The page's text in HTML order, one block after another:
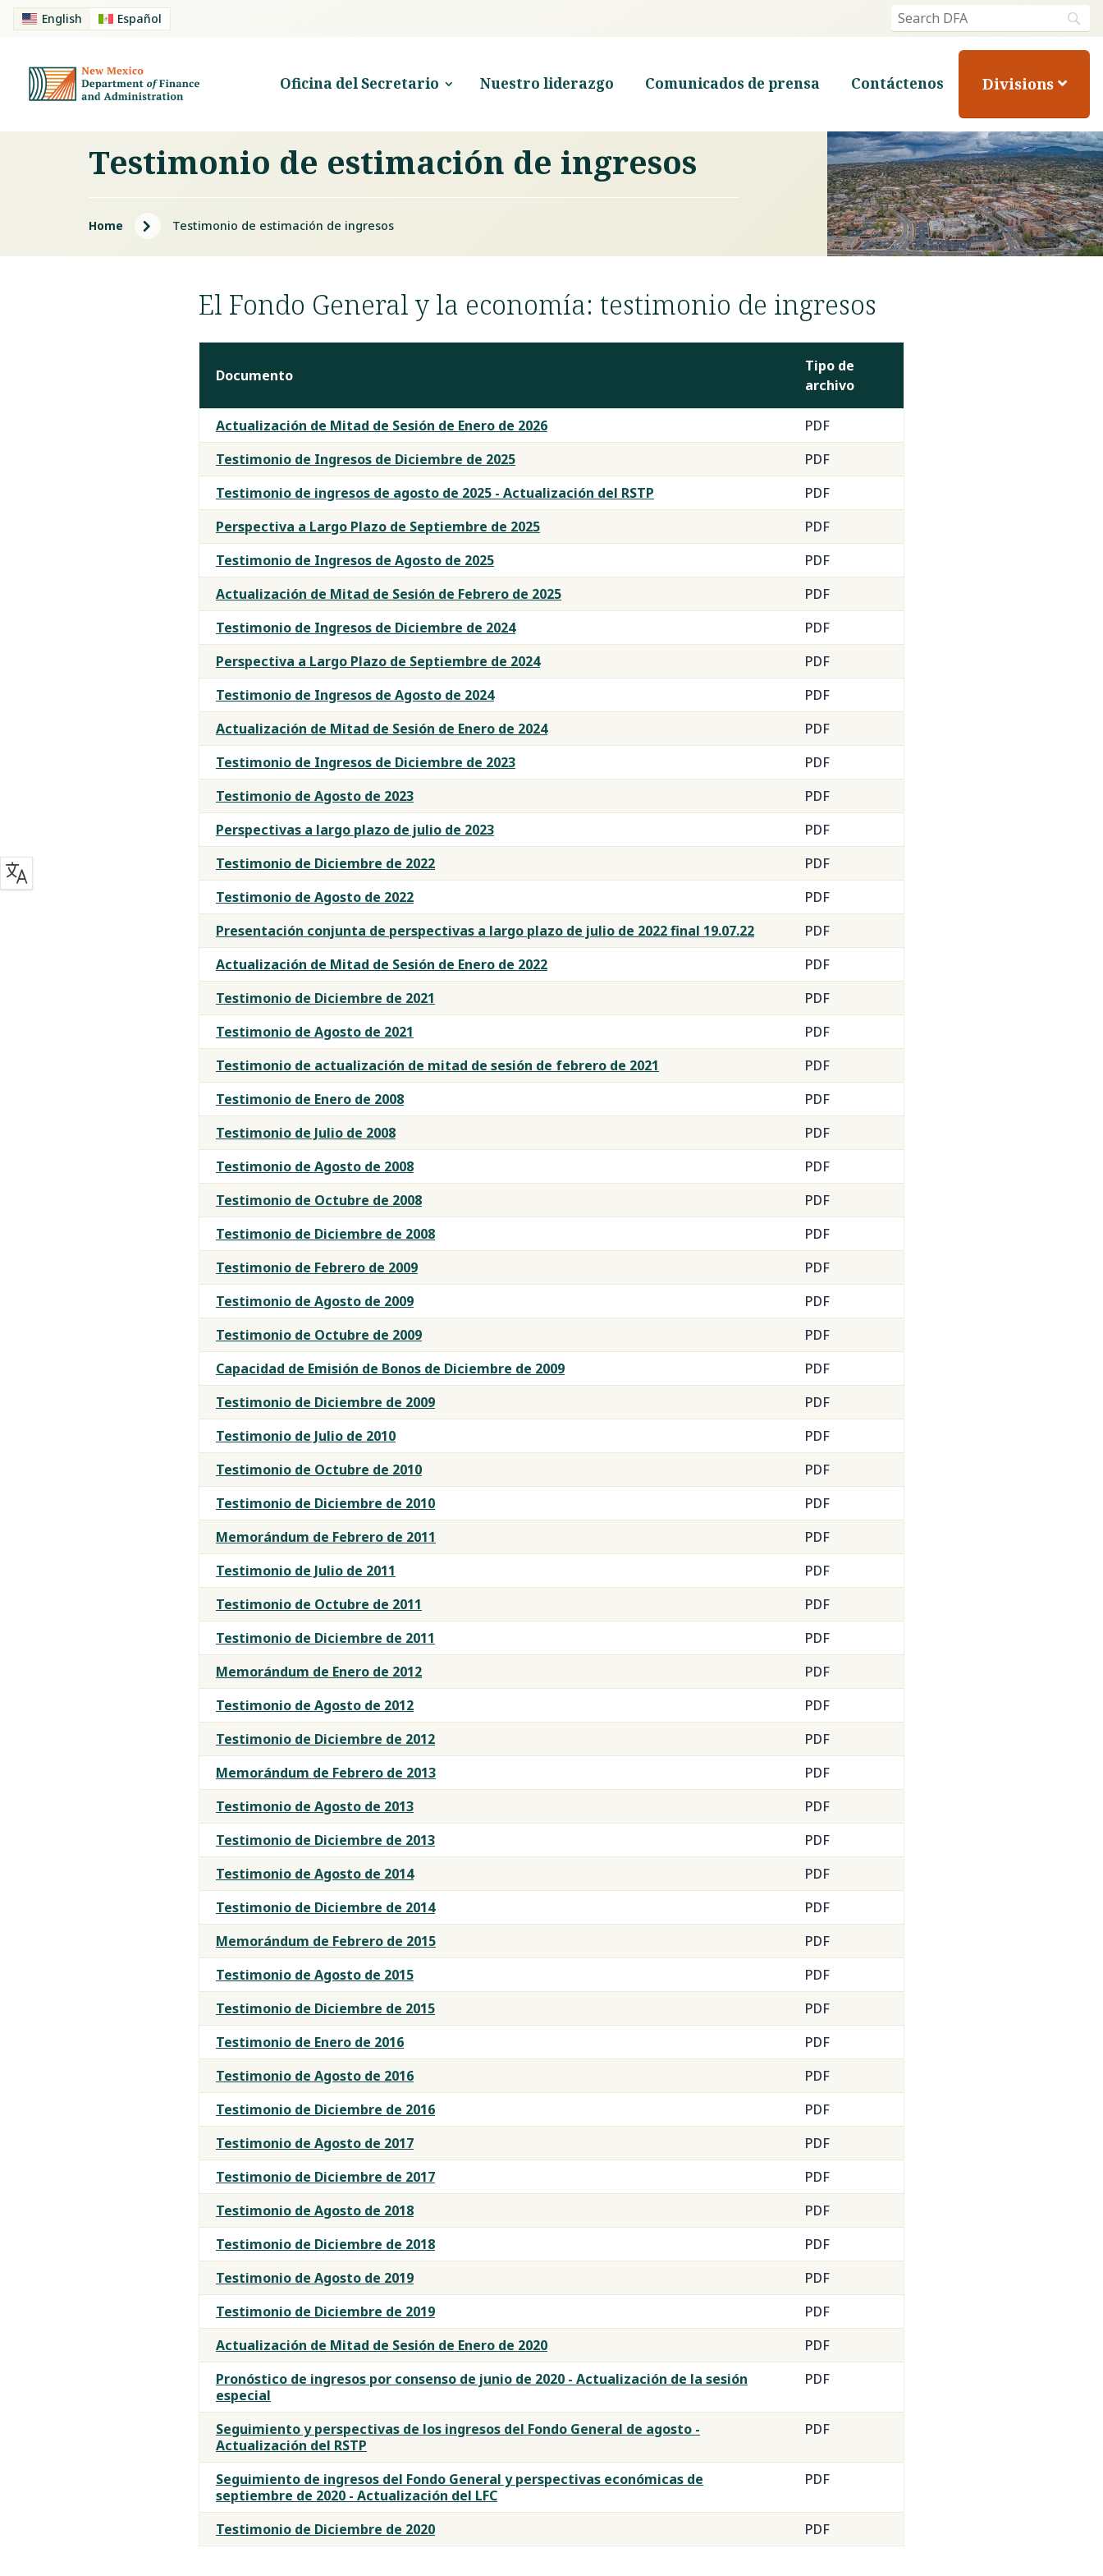
English Español
Oficina del Secretario Nuestro liderazgo Comunicados de prensa Contáctenos Divisions
Testimonio de estimación de ingresos
Home 5 Testimonio de estimación de ingresos
El Fondo General y la economía: testimonio de ingresos
Testimonios
informes
de
ingresos
de
Junta
de
Finanzas
Documento
Tipo de
archivo
Actualización de Mitad de Sesión de Enero de 2026
PDF
Testimonio de Ingresos de Diciembre de 2025
PDF
Testimonio de ingresos de agosto de 2025 - Actualización del RSTP
PDF
Perspectiva a Largo Plazo de Septiembre de 2025
PDF
Testimonio de Ingresos de Agosto de 2025
PDF
Actualización de Mitad de Sesión de Febrero de 2025
PDF
Testimonio de Ingresos de Diciembre de 2024
PDF
Perspectiva a Largo Plazo de Septiembre de 2024
PDF
Testimonio de Ingresos de Agosto de 2024
PDF
Actualización de Mitad de Sesión de Enero de 2024
PDF
Testimonio de Ingresos de Diciembre de 2023
PDF
Testimonio de Agosto de 2023
PDF
Perspectivas a largo plazo de julio de 2023
PDF
Testimonio de Diciembre de 2022
PDF
Testimonio de Agosto de 2022
PDF
Presentación conjunta de perspectivas a largo plazo de julio de 2022 final 19.07.22
PDF
Actualización de Mitad de Sesión de Enero de 2022
PDF
Testimonio de Diciembre de 2021
PDF
Testimonio de Agosto de 2021
PDF
Testimonio de actualización de mitad de sesión de febrero de 2021
PDF
Testimonio de Enero de 2008
PDF
Testimonio de Julio de 2008
PDF
Testimonio de Agosto de 2008
PDF
Testimonio de Octubre de 2008
PDF
Testimonio de Diciembre de 2008
PDF
Testimonio de Febrero de 2009
PDF
Testimonio de Agosto de 2009
PDF
Testimonio de Octubre de 2009
PDF
Capacidad de Emisión de Bonos de Diciembre de 2009
PDF
Testimonio de Diciembre de 2009
PDF
Testimonio de Julio de 2010
PDF
Testimonio de Octubre de 2010
PDF
Testimonio de Diciembre de 2010
PDF
Memorándum de Febrero de 2011
PDF
Testimonio de Julio de 2011
PDF
Testimonio de Octubre de 2011
PDF
Testimonio de Diciembre de 2011
PDF
Memorándum de Enero de 2012
PDF
Testimonio de Agosto de 2012
PDF
Testimonio de Diciembre de 2012
PDF
Memorándum de Febrero de 2013
PDF
Testimonio de Agosto de 2013
PDF
Testimonio de Diciembre de 2013
PDF
Testimonio de Agosto de 2014
PDF
Testimonio de Diciembre de 2014
PDF
Memorándum de Febrero de 2015
PDF
Testimonio de Agosto de 2015
PDF
Testimonio de Diciembre de 2015
PDF
Testimonio de Enero de 2016
PDF
Testimonio de Agosto de 2016
PDF
Testimonio de Diciembre de 2016
PDF
Testimonio de Agosto de 2017
PDF
Testimonio de Diciembre de 2017
PDF
Testimonio de Agosto de 2018
PDF
Testimonio de Diciembre de 2018
PDF
Testimonio de Agosto de 2019
PDF
Testimonio de Diciembre de 2019
PDF
Actualización de Mitad de Sesión de Enero de 2020
PDF
Pronóstico de ingresos por consenso de junio de 2020 - Actualización de la sesión
especial
PDF
Seguimiento y perspectivas de los ingresos del Fondo General de agosto -
Actualización del RSTP
PDF
Seguimiento de ingresos del Fondo General y perspectivas económicas de
septiembre de 2020 - Actualización del LFC
PDF
Testimonio de Diciembre de 2020 PDF